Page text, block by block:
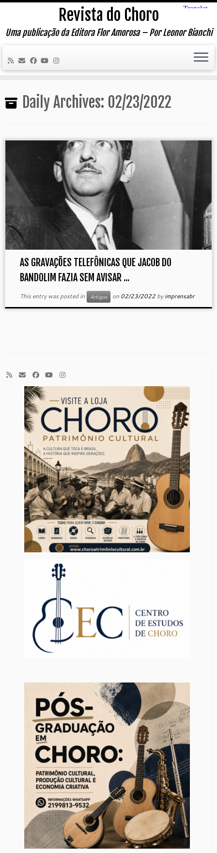
Skip
content
Revista do Choro
Uma publicação da Editora Flor Amorosa – Por Leonor Bianchi
Daily Archives: 02/23/2022
AS GRAVAÇÕES TELEFÔNICAS QUE JACOB DO
BANDOLIM FAZIA SEM AVISAR ...
This entry was posted in Artigos on 02/23/2022 byimprensabr